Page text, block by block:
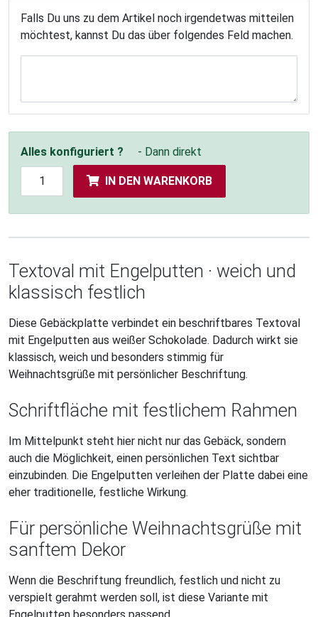
Falls Du uns zu dem Artikel noch irgendetwas mitteilen
möchtest, kannst Du das über folgendes Feld machen.
Alles konfiguriert ? - Dann direkt
IN DEN WARENKORB
Textoval mit Engelputten · weich und
klassisch festlich
Diese Gebäckplatte verbindet ein beschriftbares Textoval
mit Engelputten aus weißer Schokolade. Dadurch wirkt sie
klassisch, weich und besonders stimmig für
Weihnachtsgrüße mit persönlicher Beschriftung.
Schriftfläche mit festlichem Rahmen
Im Mittelpunkt steht hier nicht nur das Gebäck, sondern
auch die Möglichkeit, einen persönlichen Text sichtbar
einzubinden. Die Engelputten verleihen der Platte dabei eine
eher traditionelle, festliche Wirkung.
Für persönliche Weihnachtsgrüße mit
sanftem Dekor
Wenn die Beschriftung freundlich, festlich und nicht zu
verspielt gerahmt werden soll, ist diese Variante mit